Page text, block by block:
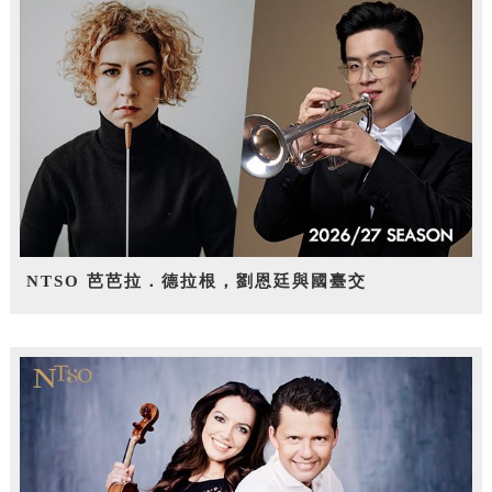
NTSO 芭芭拉．德拉根，劉恩廷與國臺交